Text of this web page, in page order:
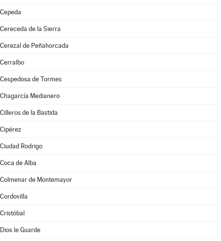
Cepeda
Cereceda de la Sierra
Cerezal de Peñahorcada
Cerralbo
Cespedosa de Tormes
Chagarcía Medianero
Cilleros de la Bastida
Cipérez
Ciudad Rodrigo
Coca de Alba
Colmenar de Montemayor
Cordovilla
Cristóbal
Dios le Guarde